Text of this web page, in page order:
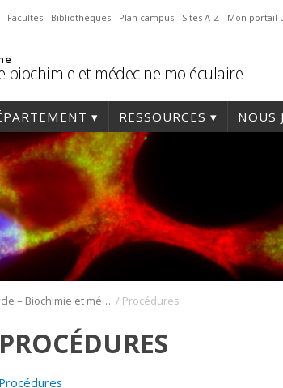
Facultés Bibliothèques Plan campus Sites A-Z Mon portail
biochimie et médecine moléculaire
RESSOURCES NOUS
1er cycle – Biochimie et médecine moléculaire / Procédures
PROCÉDURES
Procédures